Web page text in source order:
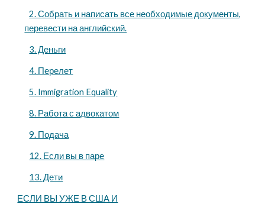
2. Собрать и написать все необходимые документы,
перевести на английский.
3. Деньги
4. Перелет
5. Immigration Equality
8. Работа с адвокатом
9. Подача
12. Если вы в паре
13. Дети
ЕСЛИ ВЫ УЖЕ В США И